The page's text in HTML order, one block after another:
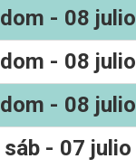
dom - 08 julio
dom - 08 julio
dom - 08 julio
sáb - 07 julio